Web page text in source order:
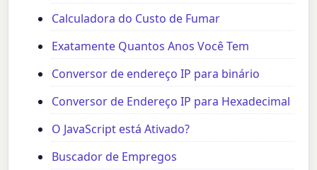
Calculadora do Custo de Fumar
Exatamente Quantos Anos Você Tem
Conversor de endereço IP para binário
Conversor de Endereço IP para Hexadecimal
O JavaScript está Ativado?
Buscador de Empregos